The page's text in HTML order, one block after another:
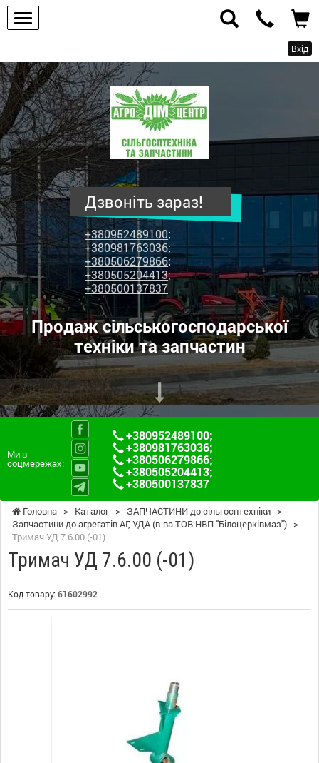
Вхід
ПП
"Агродім-
центр"
-
продаж
сільськогосподарської
техніки
та
запчастин
Дзвоніть зараз!
+380952489100;
+380981763036;
+380506279866;
+380505204413;
+380500137837
Продаж сільськогосподарської
техніки та запчастин
Ми в
соцмережах:
+380952489100;
+380981763036;
+380506279866;
+380505204413;
+380500137837
Головна > Каталог > ЗАПЧАСТИНИ до сільгосптехніки >
Запчастини до агрегатів АГ, УДА (в-ва ТОВ НВП "Білоцерківмаз") >
Тримач УД 7.6.00 (-01)
Тримач УД 7.6.00 (-01)
Код товару: 61602992